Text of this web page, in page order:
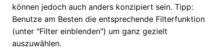
können jedoch auch anders konzipiert sein. Tipp:
Benutze am Besten die entsprechende Filterfunktion
(unter "Filter einblenden") um ganz gezielt
auszuwählen.